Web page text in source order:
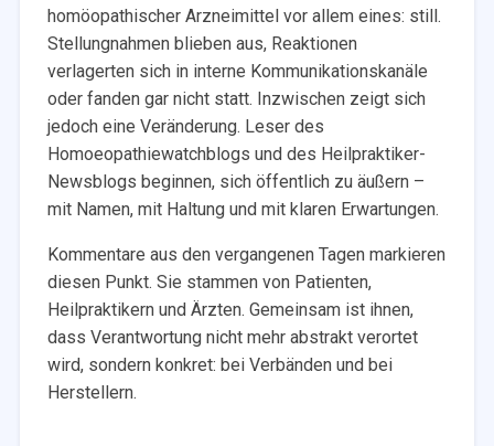
homöopathischer Arzneimittel vor allem eines: still.
Stellungnahmen blieben aus, Reaktionen
verlagerten sich in interne Kommunikationskanäle
oder fanden gar nicht statt. Inzwischen zeigt sich
jedoch eine Veränderung. Leser des
Homoeopathiewatchblogs und des Heilpraktiker-
Newsblogs beginnen, sich öffentlich zu äußern –
mit Namen, mit Haltung und mit klaren Erwartungen.
Kommentare aus den vergangenen Tagen markieren
diesen Punkt. Sie stammen von Patienten,
Heilpraktikern und Ärzten. Gemeinsam ist ihnen,
dass Verantwortung nicht mehr abstrakt verortet
wird, sondern konkret: bei Verbänden und bei
Herstellern.